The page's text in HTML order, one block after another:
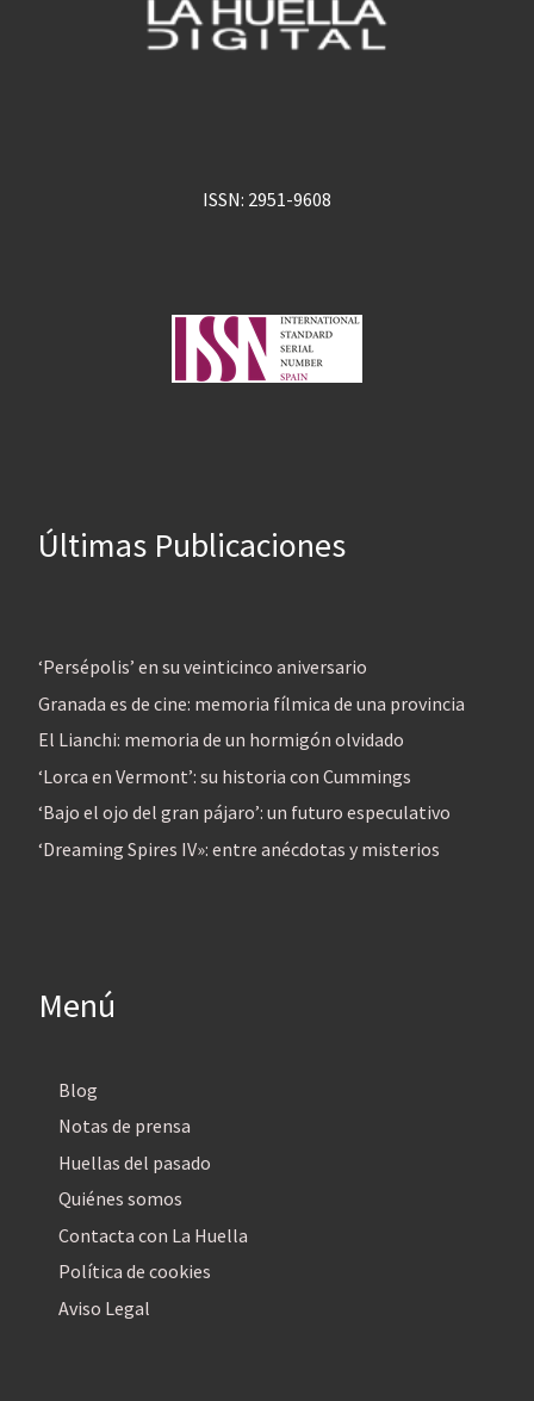
ISSN: 2951-9608
Últimas Publicaciones
‘Persépolis’ en su veinticinco aniversario
Granada es de cine: memoria fílmica de una provincia
El Lianchi: memoria de un hormigón olvidado
‘Lorca en Vermont’: su historia con Cummings
‘Bajo el ojo del gran pájaro’: un futuro especulativo
‘Dreaming Spires IV»: entre anécdotas y misterios
Menú
Blog
Notas de prensa
Huellas del pasado
Quiénes somos
Contacta con La Huella
Política de cookies
Aviso Legal